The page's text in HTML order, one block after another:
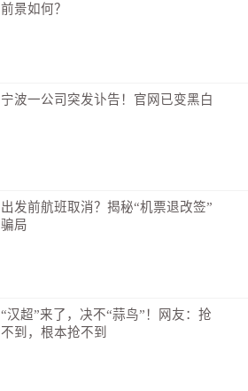
前景如何？
宁波一公司突发讣告！官网已变黑白
出发前航班取消？揭秘“机票退改签”
骗局
“汉超”来了，决不“蒜鸟”！网友：抢
不到，根本抢不到